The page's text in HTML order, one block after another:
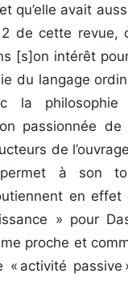
qu’elle avait
de cette revue,
[s]on intérêt
du langage
la
passionnée de
de
permet à son
en effet
» pour
proche et
activité passive